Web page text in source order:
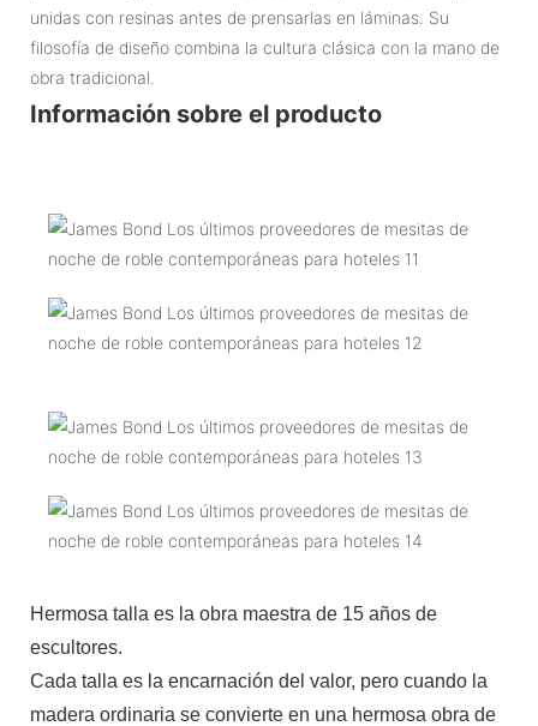
unidas con resinas antes de prensarlas en láminas. Su
filosofía de diseño combina la cultura clásica con la mano de
obra tradicional.
Información sobre el producto
Hermosa talla es la obra maestra de 15 años de
escultores.
Cada talla es la encarnación del valor, pero cuando la
madera ordinaria se convierte en una hermosa obra de